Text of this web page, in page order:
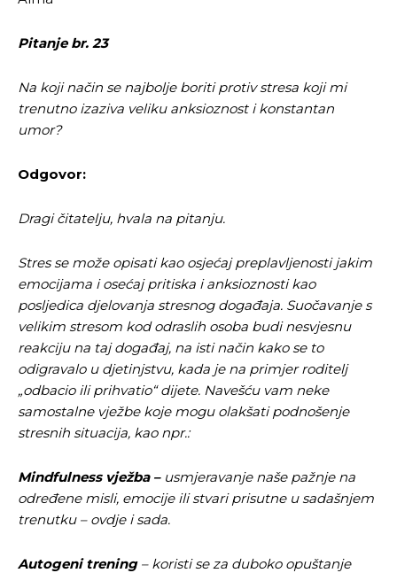
Pitanje br. 23
Na koji način se najbolje boriti protiv stresa koji mi
trenutno izaziva veliku anksioznost i konstantan
umor?
Odgovor:
Dragi čitatelju, hvala na pitanju.
Stres se može opisati kao osjećaj preplavljenosti jakim
emocijama i osećaj pritiska i anksioznosti kao
posljedica djelovanja stresnog događaja. Suočavanje s
velikim stresom kod odraslih osoba budi nesvjesnu
reakciju na taj događaj, na isti način kako se to
odigravalo u djetinjstvu, kada je na primjer roditelj
„odbacio ili prihvatio“ dijete. Navešću vam neke
samostalne vježbe koje mogu olakšati podnošenje
stresnih situacija, kao npr.:
Mindfulness vježba –usmjeravanje naše pažnje na
određene misli, emocije ili stvari prisutne u sadašnjem
trenutku – ovdje i sada.
Autogeni trening– koristi se za duboko opuštanje